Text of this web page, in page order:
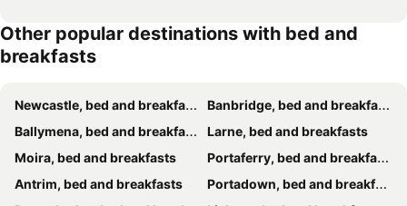
Other popular destinations with bed and
breakfasts
Newcastle, bed and breakfasts
Banbridge, bed and breakfasts
Ballymena, bed and breakfasts
Larne, bed and breakfasts
Moira, bed and breakfasts
Portaferry, bed and breakfasts
Antrim, bed and breakfasts
Portadown, bed and breakfasts